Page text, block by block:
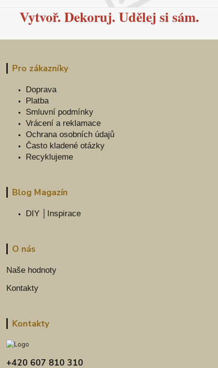
Vytvoř. Dekoruj. Udělej si sám.
Pro zákazníky
Doprava
Platba
Smluvní podmínky
Vrácení a reklamace
Ochrana osobních údajů
Často kladené otázky
Recyklujeme
Blog Magazín
DIY │Inspirace
O nás
Naše hodnoty
Kontakty
Kontakty
+420 607 810 310